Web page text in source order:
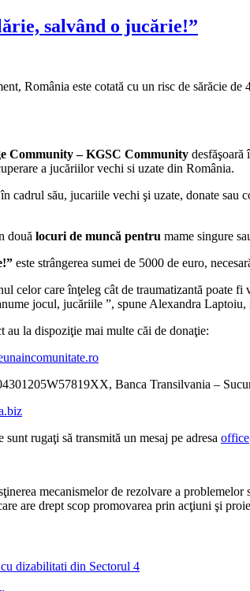
salvând o jucărie!”
România este cotată cu un risc de sărăcie
Community –KGSC Community desfăşoară
a jucăriilor vechi si uzate din România.
cadrul său, jucariile vechi şi uzate, donate sau
două locuri de muncă pentru mame singure
este strângerea sumei de 5000 de euro,
celor care înţeleg cât de traumatizantă poate
jocul, jucăriile ”, spune Alexandra Laptoiu,
au la dispoziţie mai multe căi de donaţie:
Banca Transilvania –
rugaţi să transmită un mesaj pe adresa
mecanismelor de rezolvare a
are drept scop promovarea prin acţiuni şi
dizabilitati din Sectorul 4